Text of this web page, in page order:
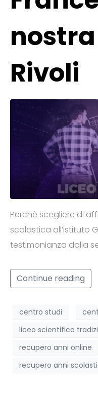
Rivoli
Perchè scegliere di
scolastica all’istituto
testimonianza dalla
Continue reading
centro studi
liceo scientifico
recupero anni online
recupero anni